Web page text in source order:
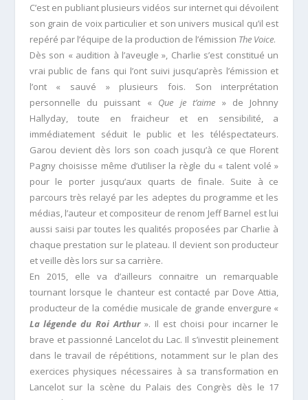
C’est en publiant plusieurs vidéos sur internet qui dévoilent
son grain de voix particulier et son univers musical qu’il est
repéré par l’équipe de la production de l’émission The Voice.
Dès son « audition à l’aveugle », Charlie s’est constitué un
vrai public de fans qui l’ont suivi jusqu’après l’émission et
l’ont « sauvé » plusieurs fois. Son interprétation
personnelle du puissant « Que je t’aime » de Johnny
Hallyday, toute en fraicheur et en sensibilité, a
immédiatement séduit le public et les téléspectateurs.
Garou devient dès lors son coach jusqu’à ce que Florent
Pagny choisisse même d’utiliser la règle du « talent volé »
pour le porter jusqu’aux quarts de finale. Suite à ce
parcours très relayé par les adeptes du programme et les
médias, l’auteur et compositeur de renom Jeff Barnel est lui
aussi saisi par toutes les qualités proposées par Charlie à
chaque prestation sur le plateau. Il devient son producteur
et veille dès lors sur sa carrière.
En 2015, elle va d’ailleurs connaitre un remarquable
tournant lorsque le chanteur est contacté par Dove Attia,
producteur de la comédie musicale de grande envergure «
La légende du Roi Arthur ». Il est choisi pour incarner le
brave et passionné Lancelot du Lac. Il s’investit pleinement
dans le travail de répétitions, notamment sur le plan des
exercices physiques nécessaires à sa transformation en
Lancelot sur la scène du Palais des Congrès dès le 17